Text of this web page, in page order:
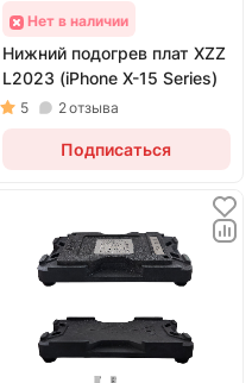
подогревы,
и паяльные
для пайки и
решения,
и эффективно.
Нет в наличии
Нижний подогрев плат XZZ
L2023 (iPhone X-15 Series)
5 2отзыва
Подписаться